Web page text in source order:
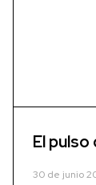
El
30 de junio